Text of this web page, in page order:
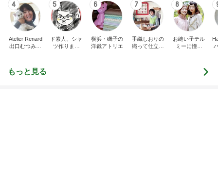
4
Atelier Renard
出口むつみの
5
ド素人、シャ
ツ作りまし
6
横浜・磯子の
洋裁アトリエ
7
手織しおりの
織って仕立て
8
お縫い子テル
ミーに憧れ
もっと見る